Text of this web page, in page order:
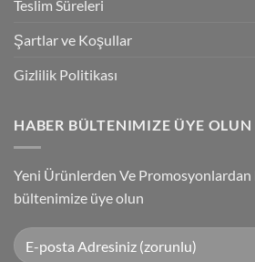
Teslim Süreleri
Şartlar ve Koşullar
Gizlilik Politikası
HABER BÜLTENIMIZE ÜYE OLUN
Yeni Ürünlerden Ve
bültenimize üye olun